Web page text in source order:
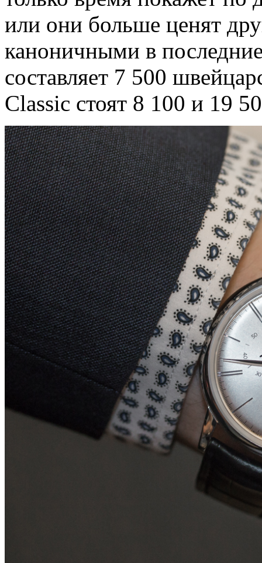
или они больше ценят
каноничными в
составляет 7 500
Classic стоят 8 100 и 19